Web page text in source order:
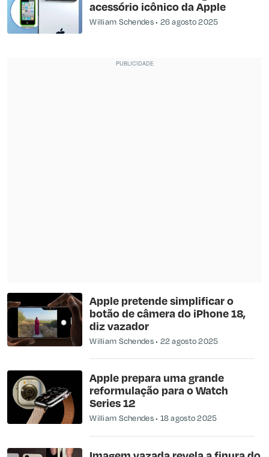
acessório icônico da Apple
William Schendes 26 agosto 2025
Apple pretende simplificar o
botão de câmera do iPhone 18,
diz vazador
William Schendes 22 agosto 2025
Apple prepara uma grande
reformulação para o Watch
Series 12
William Schendes 18 agosto 2025